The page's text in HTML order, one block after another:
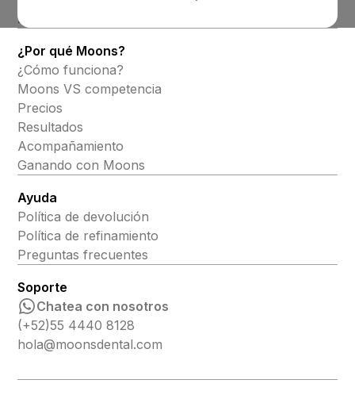
Alineadores invisibles
¿Por qué Moons?
¿Cómo funciona?
Moons VS competencia
Precios
Resultados
Acompañamiento
Ganando con Moons
Ayuda
Política de devolución
Política de refinamiento
Preguntas frecuentes
Soporte
Chatea con nosotros
(+52)55 4440 8128
hola@moonsdental.com